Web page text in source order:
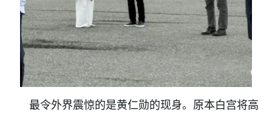
最令外界震惊的是黄仁勋的现身。原本白宫将高